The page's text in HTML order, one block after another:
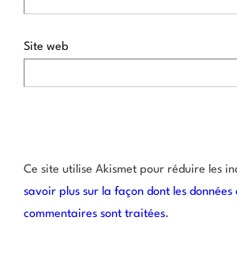
Site web
Ce site utilise Akismet pour réduire les
savoir plus sur la façon dont les données
commentaires sont traitées.